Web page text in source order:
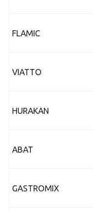
FLAMIC
VIATTO
HURAKAN
ABAT
GASTROMIX